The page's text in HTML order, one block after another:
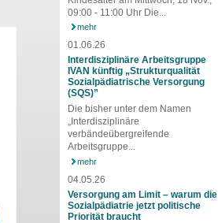
09:00 - 11:00 Uhr Die...
mehr
01.06.26
Interdisziplinäre Arbeitsgruppe
IVAN künftig „Strukturqualität
Sozialpädiatrische Versorgung
(SQS)”
Die bisher unter dem Namen
„Interdisziplinäre
verbändeübergreifende
Arbeitsgruppe...
mehr
04.05.26
Versorgung am Limit – warum die
Sozialpädiatrie jetzt politische
Priorität braucht